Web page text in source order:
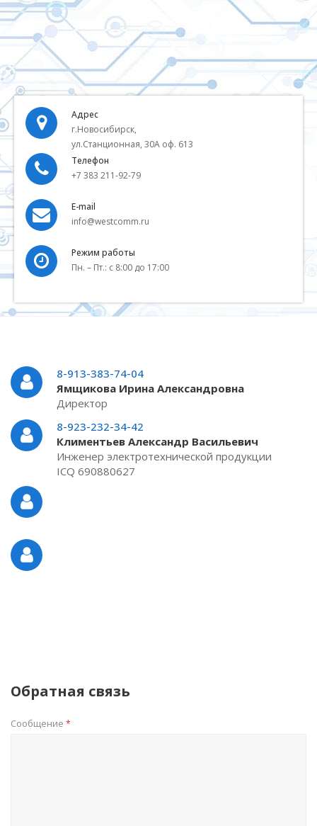
Адрес
г.Новосибирск,
ул.Станционная, 30А оф. 613
Телефон
+7 383 211-92-79
E-mail
info@westcomm.ru
Режим работы
Пн. – Пт.: с 8:00 до 17:00
8-913-383-74-04
Ямщикова Ирина Александровна
Директор
8-923-232-34-42
Климентьев Александр Васильевич
Инженер электротехнической продукции
ICQ 690880627
Обратная связь
Сообщение *